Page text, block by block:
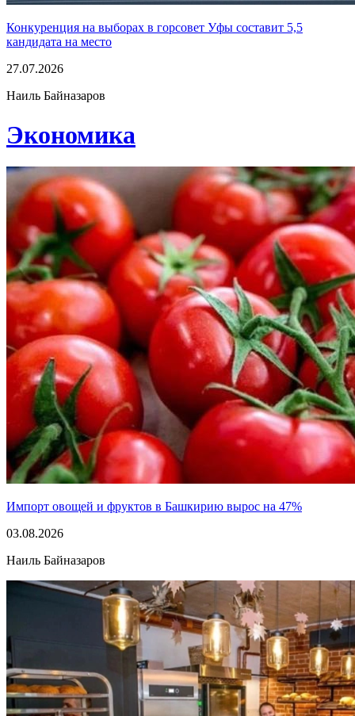
Конкуренция на выборах в горсовет Уфы составит 5,5
кандидата на место
27.07.2026
Наиль Байназаров
Экономика
Импорт овощей и фруктов в Башкирию вырос на 47%
03.08.2026
Наиль Байназаров